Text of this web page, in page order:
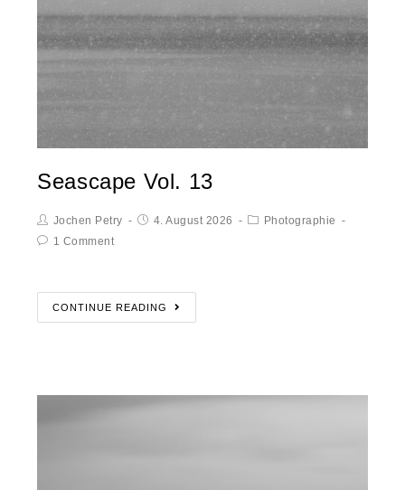
Seascape Vol. 13
Jochen Petry 4. August 2026
Photographie
1 Comment
CONTINUE READING